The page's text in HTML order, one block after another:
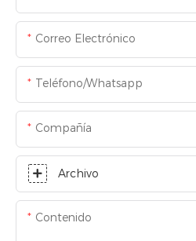
Correo Electrónico
Teléfono/whatsapp
Compañía
Archivo
Contenido